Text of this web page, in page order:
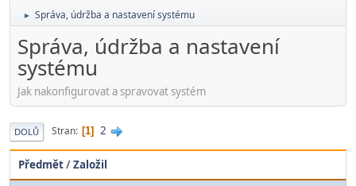
► Správa, údržba a nastavení systému
Správa, údržba a nastavení
systému
Jak nakonfigurovat a spravovat systém
DOLŮ Stran 1 2
Předmět/Založil